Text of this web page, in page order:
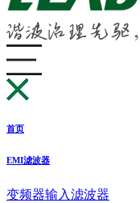
首页
EMI滤波器
变频器输入滤波器